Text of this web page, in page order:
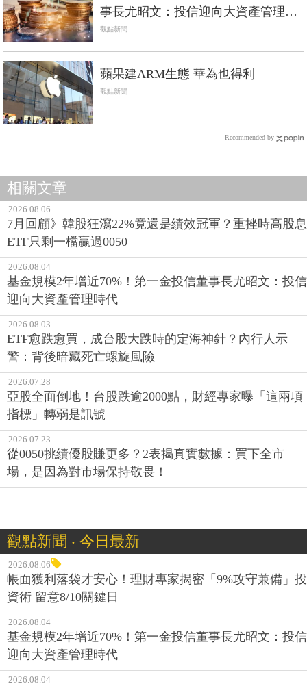
事長尤昭文：投信迎向大資產管理時
代
觀點新聞
蘋果建ARM生態 華為也得利
觀點新聞
Recommended by
相關文章
2026.08.06
7月回顧》韓股狂瀉22%竟還是績效冠軍？重挫時高股息
ETF只剩一檔贏過0050
2026.08.04
基金規模2年增近70%！第一金投信董事長尤昭文：投信
迎向大資產管理時代
2026.08.03
ETF愈跌愈買，成台股大跌時的定海神針？內行人示
警：背後暗藏死亡螺旋風險
2026.07.28
亞股全面倒地！台股跌逾2000點，財經專家曝「這兩項
指標」轉弱是訊號
2026.07.23
從0050挑績優股賺更多？2表揭真實數據：買下全市
場，是因為對市場保持敬畏！
觀點新聞 ‧ 今日最新
2026.08.06
帳面獲利落袋才安心！理財專家揭密「9%攻守兼備」投
資術 留意8/10關鍵日
2026.08.04
基金規模2年增近70%！第一金投信董事長尤昭文：投信
迎向大資產管理時代
2026.08.04